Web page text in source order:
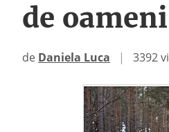
de oameni
de Daniela Luca | 3392